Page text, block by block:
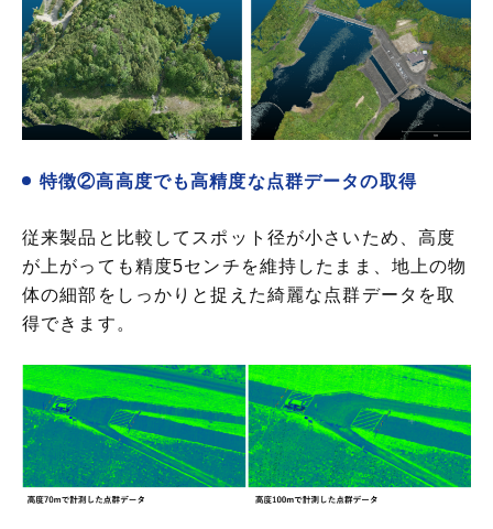
特徴②高高度でも高精度な点群データの取得
従来製品と比較してスポット径が小さいため、高度
が上がっても精度5センチを維持したまま、地上の物
体の細部をしっかりと捉えた綺麗な点群データを取
得できます。